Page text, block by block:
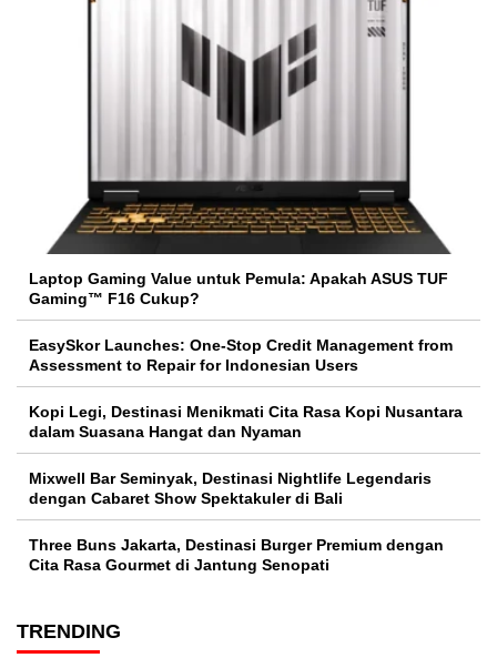
Laptop Gaming Value untuk Pemula: Apakah ASUS TUF
Gaming™ F16 Cukup?
EasySkor Launches: One-Stop Credit Management from
Assessment to Repair for Indonesian Users
Kopi Legi, Destinasi Menikmati Cita Rasa Kopi Nusantara
dalam Suasana Hangat dan Nyaman
Mixwell Bar Seminyak, Destinasi Nightlife Legendaris
dengan Cabaret Show Spektakuler di Bali
Three Buns Jakarta, Destinasi Burger Premium dengan
Cita Rasa Gourmet di Jantung Senopati
TRENDING